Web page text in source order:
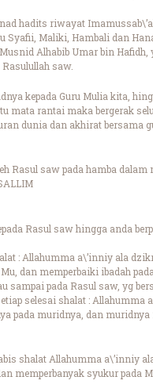
hadits riwayat
Maliki, Hambali dan
Alhabib Umar bin Hafidh,
saw.
kepada Guru Mulia kita,
mata rantai maka bergerak
dunia dan akhirat bersama
Rasul saw pada hamba dalam
Rasul saw hingga anda
: Allahumma a\’inniy ala
dan memperbaiki ibadah pada
pada Rasul saw, yg
selesai shalat : Allahumma
pada muridnya, dan muridnya
shalat Allahumma a\’inniy
memperbanyak syukur pada